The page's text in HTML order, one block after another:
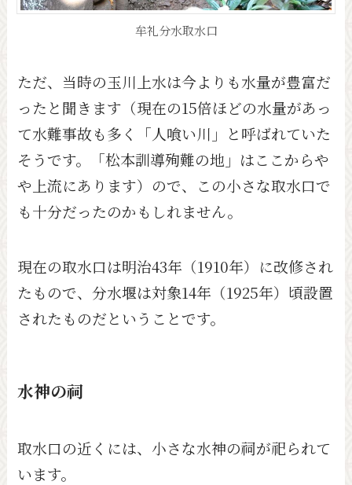
牟礼分水取水口
ただ、当時の玉川上水は今よりも水量が豊富だ
ったと聞きます（現在の15倍ほどの水量があっ
て水難事故も多く「人喰い川」と呼ばれていた
そうです。「松本訓導殉難の地」はここからや
や上流にあります）ので、この小さな取水口で
も十分だったのかもしれません。
現在の取水口は明治43年（1910年）に改修され
たもので、分水堰は対象14年（1925年）頃設置
されたものだということです。
水神の祠
取水口の近くには、小さな水神の祠が祀られて
います。